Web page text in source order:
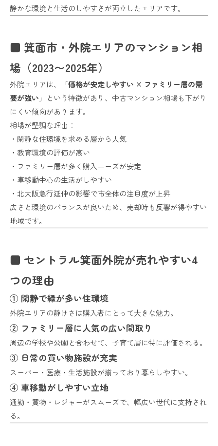
静かな環境と生活のしやすさが両立したエリアです。
■ 箕面市・外院エリアのマンション相
場（2023〜2025年）
外院エリアは、
「価格が安定しやすい × ファミリー層の需
要が強い」
という特徴があり、中古マンション相場も下がり
にくい傾向があります。
相場が堅調な理由：
・閑静な住環境を求める層から人気
・教育環境の評価が高い
・ファミリー層が多く購入ニーズが安定
・車移動中心の生活がしやすい
・北大阪急行延伸の影響で市全体の注目度が上昇
広さと環境のバランスが良いため、売却時も反響が得やすい
地域です。
■ セントラル箕面外院が売れやすい4
つの理由
① 閑静で緑が多い住環境
外院エリアの静けさは購入者にとって大きな魅力。
② ファミリー層に人気の広い間取り
周辺の学校や公園と合わせて、子育て層に特に評価される。
③ 日常の買い物施設が充実
スーパー・医療・生活施設が揃っており暮らしやすい。
④ 車移動がしやすい立地
通勤・買物・レジャーがスムーズで、幅広い世代に支持され
る。